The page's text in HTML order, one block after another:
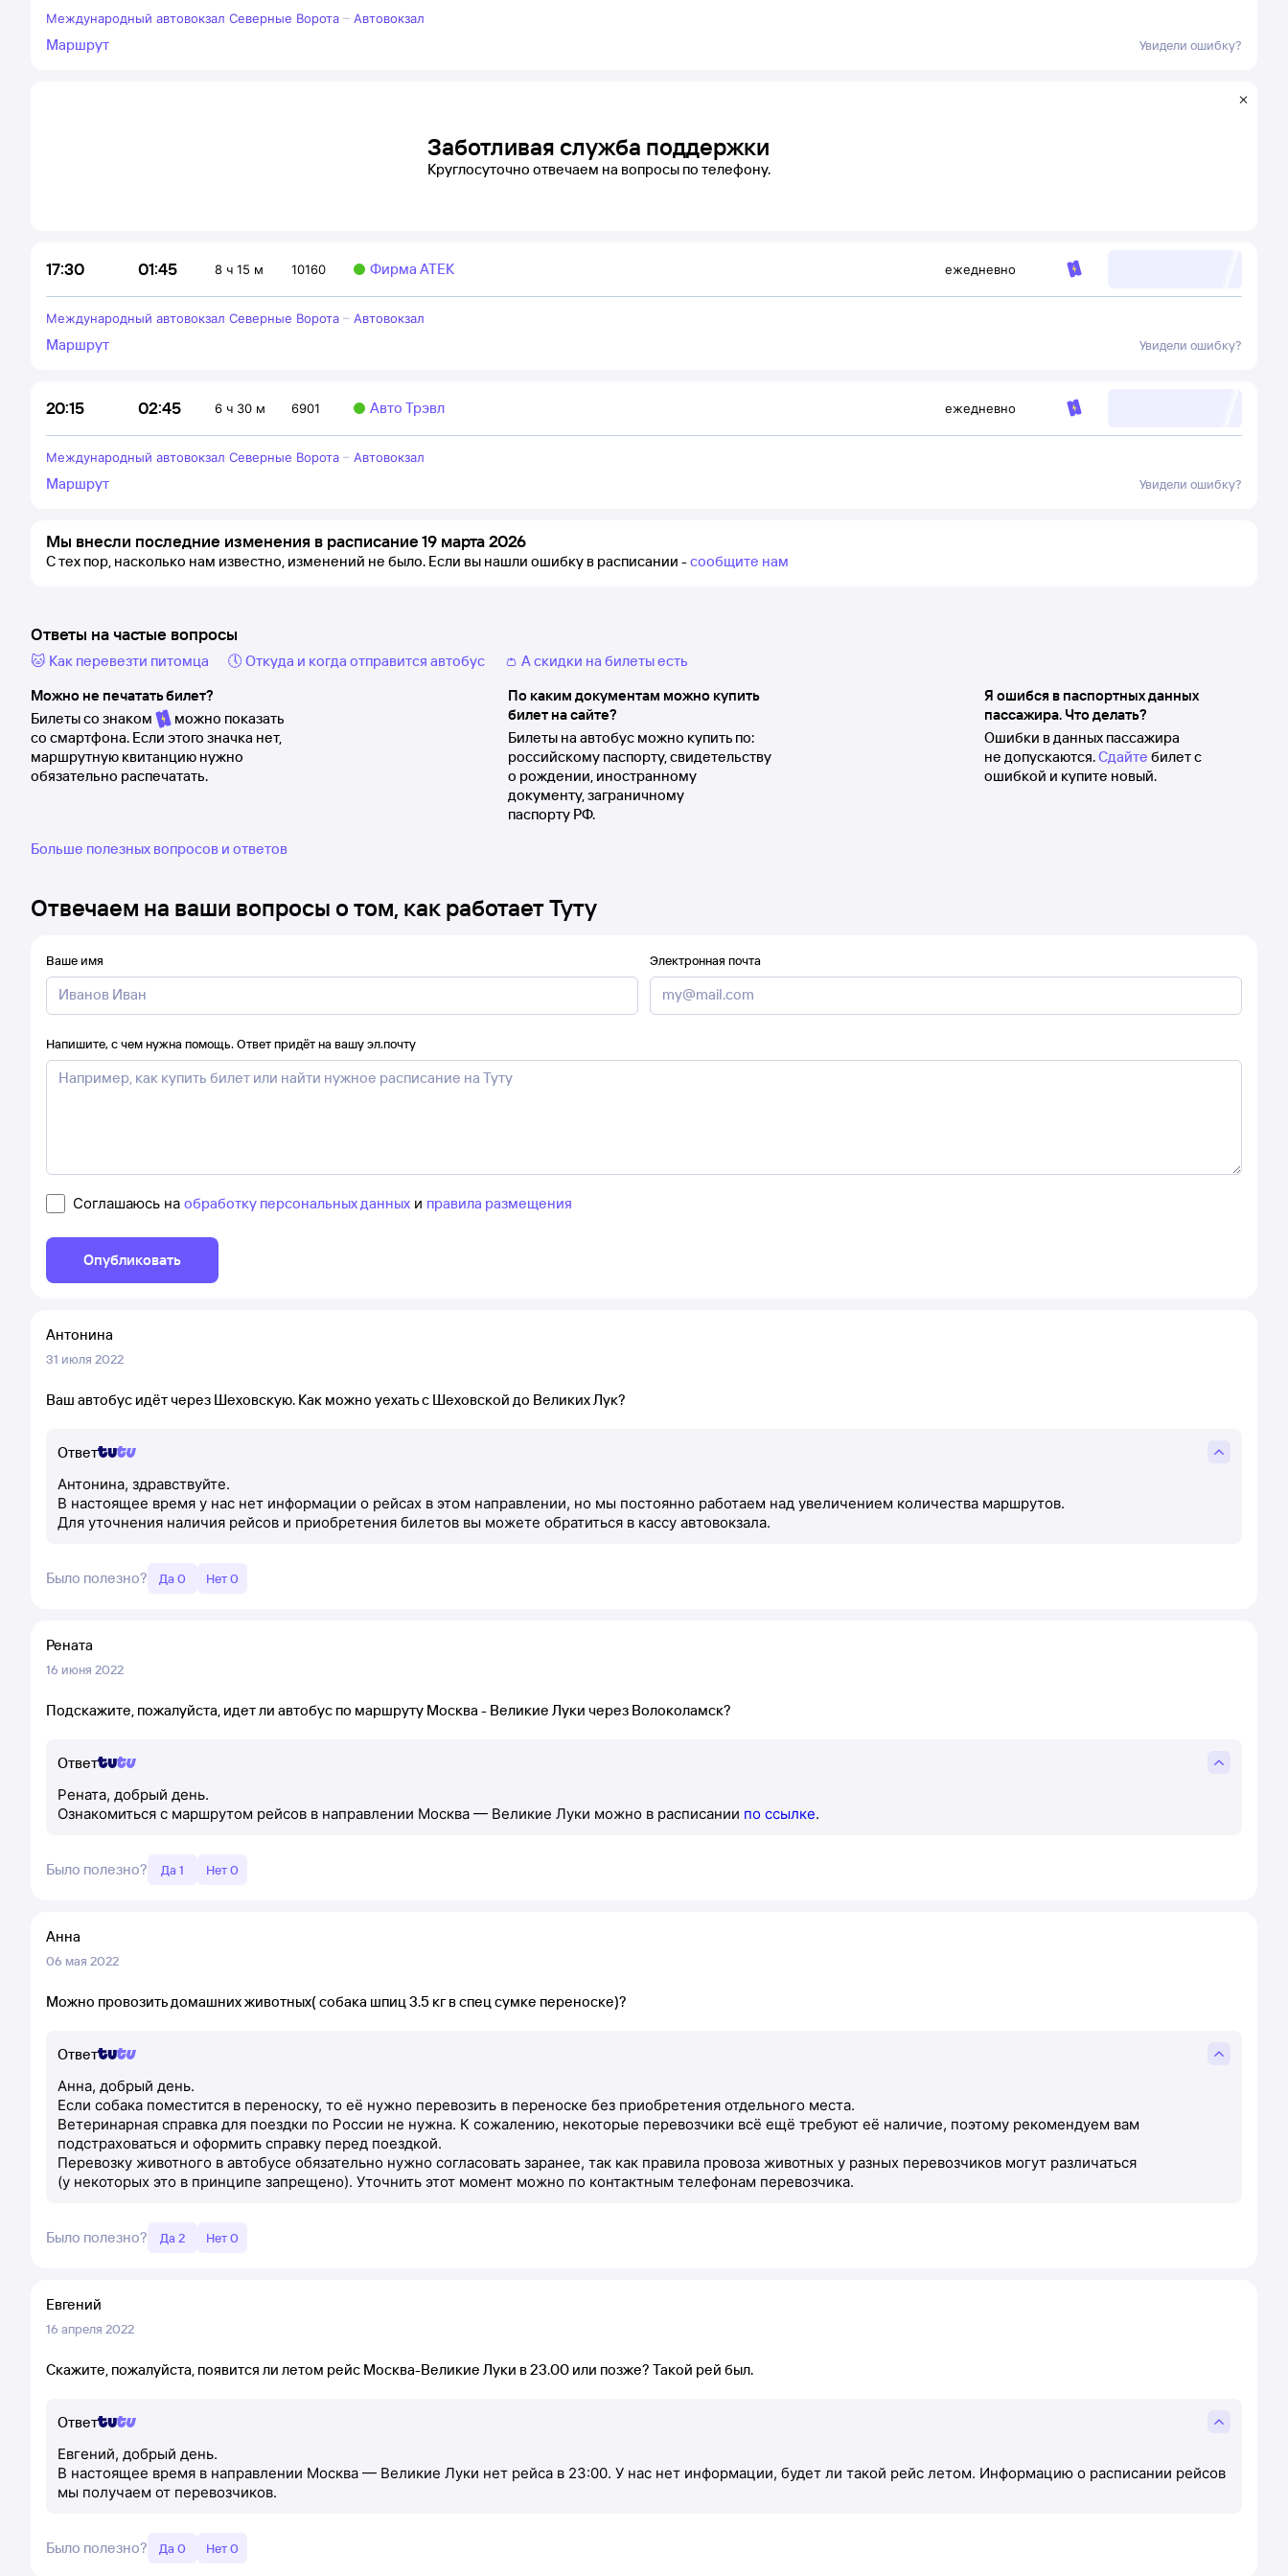
Международный автовокзал Северные Ворота – Автовокзал
Маршрут Увидели ошибку?
Заботливая служба поддержки
Круглосуточно отвечаем на вопросы по телефону.
17:30 01:45 8 ч 15 м 10160 Фирма АТЕК ежедневно
Международный автовокзал Северные Ворота – Автовокзал
Маршрут Увидели ошибку?
20:15 02:45 6 ч 30 м 6901 Авто Трэвл ежедневно
Международный автовокзал Северные Ворота – Автовокзал
Маршрут Увидели ошибку?
Мы внесли последние изменения в расписание 19 марта 2026
С тех пор, насколько нам известно, изменений не было. Если вы нашли ошибку в расписании -сообщите нам
Ответы на частые вопросы
🐱 Как перевезти питомца 🕔 Откуда и когда отправится автобус
👛 А скидки на билеты есть
Можно не печатать билет?
Билеты со знаком
можно показать
со смартфона. Если этого значка нет,
маршрутную квитанцию нужно
обязательно распечатать.
По каким документам можно купить
билет на сайте?
Билеты на автобус можно купить по:
российскому паспорту, свидетельству
о рождении, иностранному
документу, заграничному
паспорту РФ.
Я ошибся в паспортных данных
пассажира. Что делать?
Ошибки в данных пассажира
не допускаются.Сдайте билет с
ошибкой и купите новый.
Больше полезных вопросов и ответов
Отвечаем на ваши вопросы о том, как работает Туту
Ваше имя Электронная почта
Напишите, с чем нужна помощь. Ответ придёт на вашу эл.почту
Соглашаюсь на обработку персональных данных и правила размещения
Опубликовать
Антонина
31 июля 2022
Ваш автобус идёт через Шеховскую. Как можно уехать с Шеховской до Великих Лук?
Ответ
Антонина, здравствуйте.
В настоящее время у нас нет информации о рейсах в этом направлении, но мы постоянно работаем над увеличением количества маршрутов.
Для уточнения наличия рейсов и приобретения билетов вы можете обратиться в кассу автовокзала.
Было полезно? Да 0 Нет 0
Рената
16 июня 2022
Подскажите, пожалуйста, идет ли автобус по маршруту Москва - Великие Луки через Волоколамск?
Ответ
Рената, добрый день.
Ознакомиться с маршрутом рейсов в направлении Москва — Великие Луки можно в расписании по ссылке.
Было полезно? Да 1 Нет 0
Анна
06 мая 2022
Можно провозить домашних животных( собака шпиц 3.5 кг в спец сумке переноске)?
Ответ
Анна, добрый день.
Если собака поместится в переноску, то её нужно перевозить в переноске без приобретения отдельного места.
Ветеринарная справка для поездки по России не нужна. К сожалению, некоторые перевозчики всё ещё требуют её наличие, поэтому рекомендуем вам
подстраховаться и оформить справку перед поездкой.
Перевозку животного в автобусе обязательно нужно согласовать заранее, так как правила провоза животных у разных перевозчиков могут различаться
(у некоторых это в принципе запрещено). Уточнить этот момент можно по контактным телефонам перевозчика.
Было полезно? Да 2 Нет 0
Евгений
16 апреля 2022
Скажите, пожалуйста, появится ли летом рейс Москва-Великие Луки в 23.00 или позже? Такой рей был.
Ответ
Евгений, добрый день.
В настоящее время в направлении Москва — Великие Луки нет рейса в 23:00. У нас нет информации, будет ли такой рейс летом. Информацию о расписании рейсов
мы получаем от перевозчиков.
Было полезно? Да 0 Нет 0